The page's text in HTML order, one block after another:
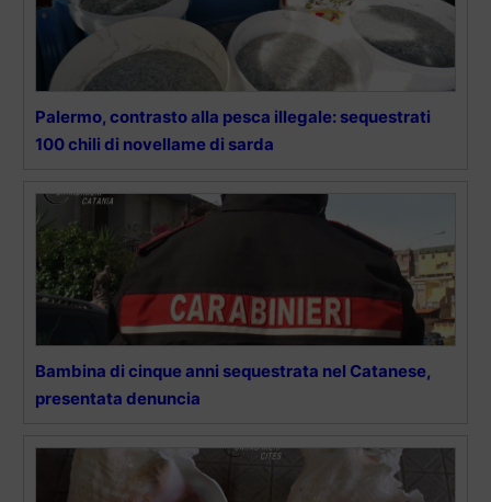
Palermo, contrasto alla pesca illegale: sequestrati
100 chili di novellame di sarda
Bambina di cinque anni sequestrata nel Catanese,
presentata denuncia